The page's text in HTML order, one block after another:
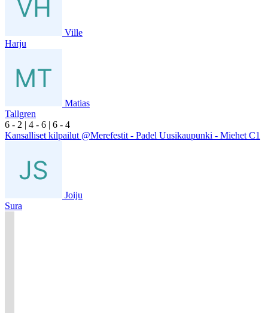
Ville
Harju
Matias
Tallgren
6 - 2 | 4 - 6 | 6 - 4
Kansalliset kilpailut @Merefestit - Padel Uusikaupunki - Miehet C1
Joiju
Sura